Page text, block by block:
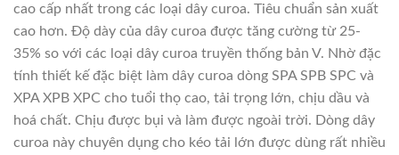
cao cấp nhất trong các loại dây curoa. Tiêu chuẩn sản xuất
cao hơn. Độ dày của dây curoa được tăng cường từ 25-
35% so với các loại dây curoa truyền thống bản V. Nhờ đặc
tính thiết kế đặc biệt làm dây curoa dòng SPA SPB SPC và
XPA XPB XPC cho tuổi thọ cao, tải trọng lớn, chịu dầu và
hoá chất. Chịu được bụi và làm được ngoài trời. Dòng dây
curoa này chuyên dụng cho kéo tải lớn được dùng rất nhiều